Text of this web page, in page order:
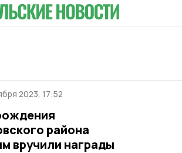
2023, 17:52
района
вручили награды